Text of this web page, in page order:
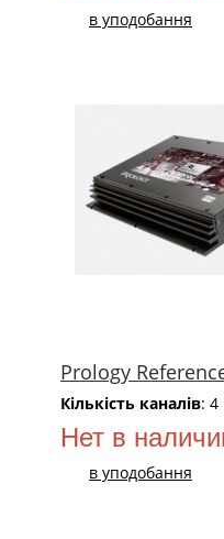
в уподобання
Prology
Кількість каналів: 4
Нет в
в уподобання